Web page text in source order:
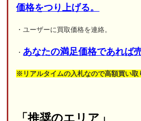
価格をつり上げる。
・ユーザーに買取価格を連絡。
・ あなたの満足価格であれば売
※リアルタイムの入札なので高額買い取
「推奨のエリア」